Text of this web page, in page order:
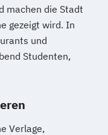
machen die Stadt
gezeigt wird. In
und
Studenten,
Verlage,